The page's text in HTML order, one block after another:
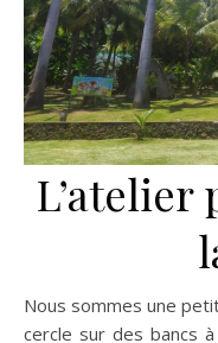
Nous sommes une
cercle sur des bancs